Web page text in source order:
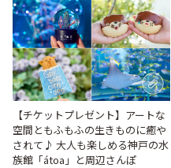
【チケットプレゼント】アートな
空間ともふもふの生きものに癒や
されて♪ 大人も楽しめる神戸の水
族館「átoa」と周辺さんぽ